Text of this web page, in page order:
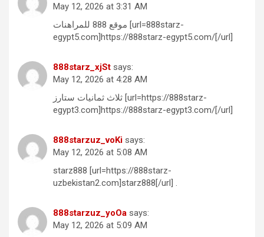
May 12, 2026 at 3:31 AM
موقع 888 للمراهنات [url=888starz-
egypt5.com]https://888starz-egypt5.com/[/url]
888starz_xjSt says:
May 12, 2026 at 4:28 AM
ثلاث ثمانيات ستارز [url=https://888starz-
egypt3.com]https://888starz-egypt3.com/[/url]
888starzuz_voKi says:
May 12, 2026 at 5:08 AM
starz888 [url=https://888starz-
uzbekistan2.com]starz888[/url] .
888starzuz_yoOa says:
May 12, 2026 at 5:09 AM